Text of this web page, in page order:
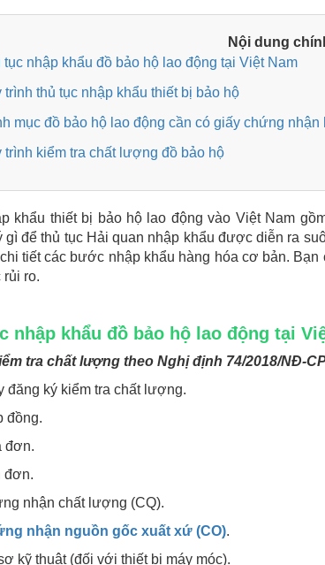
Nội dung
tục nhập khẩu đồ bảo hộ lao động tại Việt Nam
trình thủ tục nhập khẩu thiết bị bảo hộ
mục đồ bảo hộ lao động cần có giấy chứng nhận
trình kiểm tra chất lượng đồ bảo hộ
khẩu thiết bị bảo hộ lao động vào Việt Nam
gì để thủ tục Hải quan nhập khẩu được diễn ra
tiết các bước nhập khẩu hàng hóa cơ bản.
rủi ro.
nhập khẩu đồ bảo hộ lao động tại
tra chất lượng theo Nghị định 74/2018/NĐ-
đăng ký kiểm tra chất lượng.
đồng.
đơn.
đơn.
nhận chất lượng (CQ).
nhận nguồn gốc xuất xứ (CO).
kỹ thuật (đối với thiết bị máy móc).